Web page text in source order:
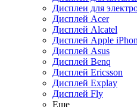
Дисплеи для
Дисплей Acer
Дисплей Alcatel
Дисплей Apple
Дисплей Asus
Дисплей Benq
Дисплей Ericsson
Дисплей Explay
Дисплей Fly
Еще